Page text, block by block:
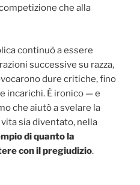
che alla
continuò a essere
successive su razza,
dure critiche, fino
incarichi. È ironico — e
che aiutò a svelare la
sia diventato, nella
di quanto la
con il pregiudizio.